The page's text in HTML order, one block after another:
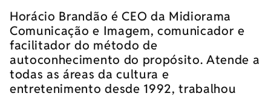
Horácio Brandão é CEO da Midiorama
Comunicação e Imagem, comunicador e
facilitador do método de
autoconhecimento do propósito. Atende a
todas as áreas da cultura e
entretenimento desde 1992, trabalhou